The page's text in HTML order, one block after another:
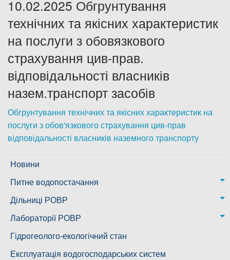
Дозвіл на спеціальне водокористування
Платні послуги
10.02.2025 Обгрунтування
технічних та якісних характеристик
на послуги з обовязкового
страхування цив-прав.
відповідальності власників
назем.транспорт засобів
Обгрунтування технічних та якісних характеристик на
послуги з обов'язкового страхування цив-прав
відповідальності власників наземного транспорту
Новини
Питне водопостачання
м. Миколаїв
Казанківська ТГ
Дільниці РОВР
Новоодеська дільниця – водогін № 1,2
Воскресенська дільниця – водогін № 3
Ковалівська дільниця
Лабораторії РОВР
Лабораторія моніторингу вод
Лабораторія питного водопостачання
Гідрогеолого-екологічний стан
Експлуатація водогосподарських систем